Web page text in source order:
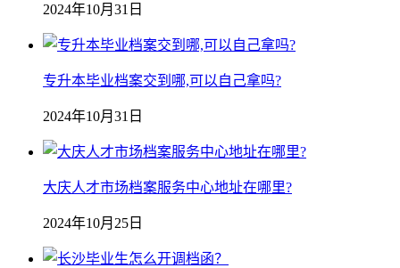
2024年10月31日
专升本毕业档案交到哪,可以自己拿吗?
2024年10月31日
大庆人才市场档案服务中心地址在哪里?
2024年10月25日